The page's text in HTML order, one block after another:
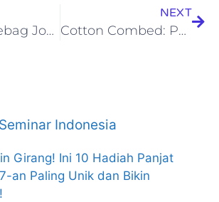
Vendor Totebag Jogja Terpercaya untuk Souvenir, Event, dan Promosi
NEXT
Cotton Combed: Pengertian, Jenis, Kelebihan, dan Tips Perawatannya
Indonesia
Girang! Ini 10 Hadiah Panjat
an Paling Unik dan Bikin